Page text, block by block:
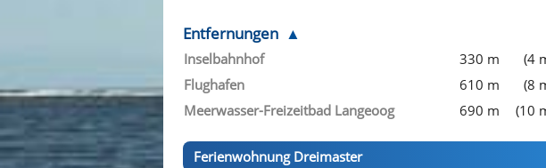
Entfernungen
Inselbahnhof 330 m (4
Flughafen
610 m (8
Meerwasser-Freizeitbad Langeoog
690 m (10
Ferienwohnung Dreimaster